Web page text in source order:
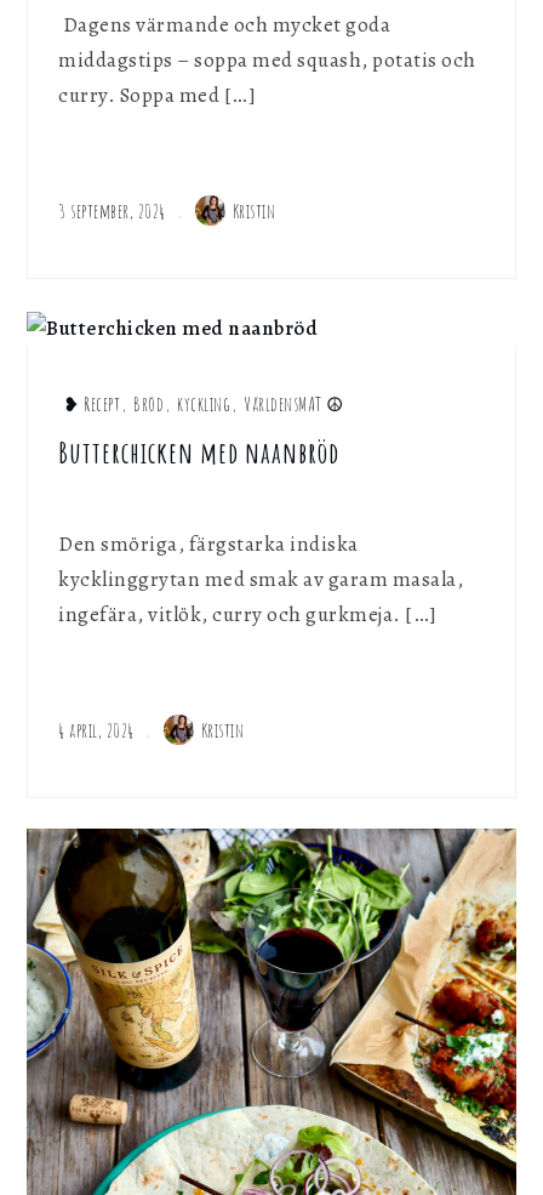
Dagens värmande och mycket goda
middagstips – soppa med squash, potatis och
curry. Soppa med […]
3 september, 2024 Kristin
❥ Recept, Bröd , kyckling , VärldensMAT ☮︎
Butterchicken med naanbröd
Den smöriga, färgstarka indiska
kycklinggrytan med smak av garam masala,
ingefära, vitlök, curry och gurkmeja. […]
4 april, 2024 Kristin